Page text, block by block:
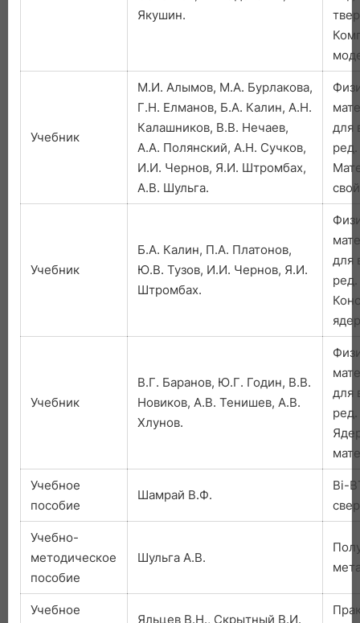
Якушин.
Учебник
М.И. Алымов, М.А. Бурлакова,
Г.Н. Елманов, Б.А. Калин, А.Н.
Калашников, В.В. Нечаев,
А.А. Полянский, А.Н. Сучков,
И.И. Чернов, Я.И. Штромбах,
А.В. Шульга.
для
Учебник
Б.А. Калин, П.А. Платонов,
Ю.В. Тузов, И.И. Чернов, Я.И.
Штромбах.
для
Учебник
В.Г. Баранов, Ю.Г. Годин, В.В.
Новиков, А.В. Тенишев, А.В.
Хлунов.
для
Учебное
пособие
Шамрай В.Ф.
Bi-
Учебно-
методическое
пособие
Шульга А.В.
Учебное
Яльцев В.Н., Скрытный В.И.